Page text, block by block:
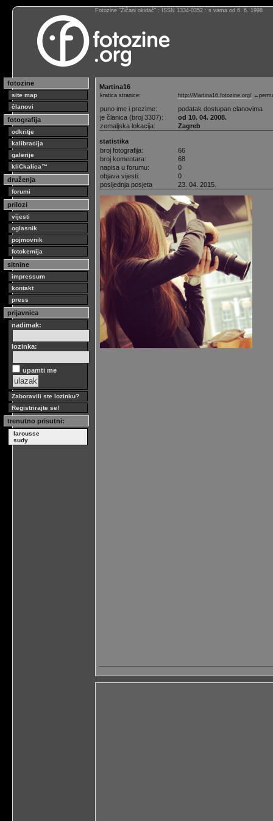
Fotozine “Žičani okidač” : ISSN 1334-0352 : s vama od 6. 6. 1998
fotozine
site map
članovi
fotografija
odkritje
kalibracija
galerije
kliCkalica™
druženja
forumi
prilozi
vijesti
oglasnik
pojmovnik
fotokemija
sitnine
impressum
kontakt
press
prijavnica
nadimak:
lozinka:
upamti me
Zaboravili ste lozinku?
Registrirajte se!
trenutno prisutni:
larousse
sudy
Martina16
kratica stranice: http://Martina16.fotozine.org/
puno ime i prezime:
podatak dostupan clanovima
je članica (broj 3307):
od 10. 04. 2008.
zemaljska lokacija:
Zagreb
statistika
broj fotografija:
66
broj komentara:
68
napisa u forumu:
0
objava vijesti:
0
posljednja posjeta
23. 04. 2015.